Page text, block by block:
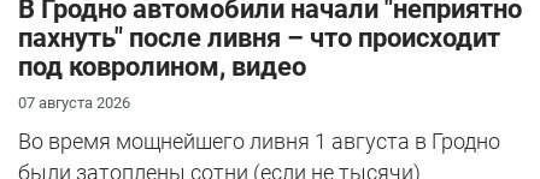
В Гродно автомобили начали "неприятно
пахнуть" после ливня – что происходит
под ковролином, видео
07 августа 2026
Во время мощнейшего ливня 1 августа в Гродно
были затоплены сотни (если не тысячи)